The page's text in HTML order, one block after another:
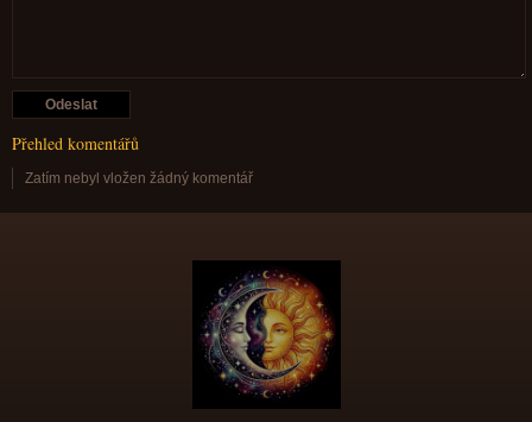
Přehled komentářů
Zatím nebyl vložen žádný komentář